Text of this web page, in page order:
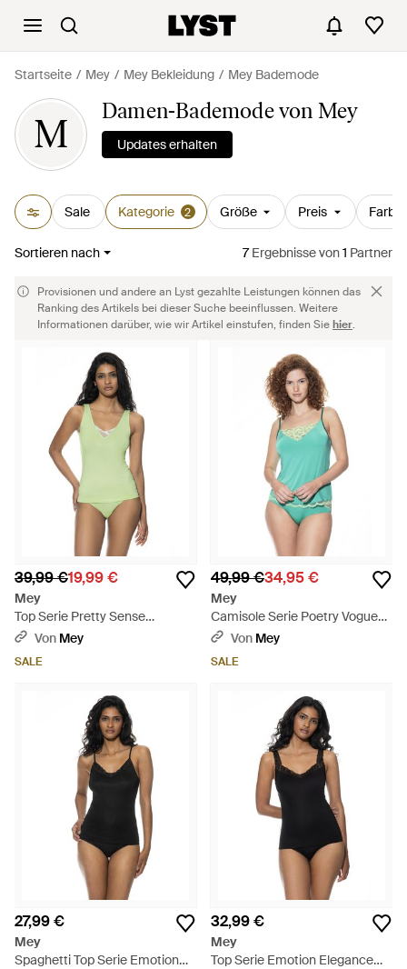
Startseite Mey Mey Bekleidung Mey Bademode
M
Damen-Bademode von Mey
Updates erhalten
Sale Kategorie 2 Größe Preis Farbe
Sortieren nach 7Ergebnissevon1 Partner
Provisionen und andere an Lyst gezahlte Leistungen können das
Ranking des Artikels bei dieser Suche beeinflussen. Weitere
Informationen darüber, wie wir Artikel einstufen, finden Siehier.
39,99 €19,99 €
Mey
Top Serie Pretty Sense
Pistachio Cream - Grün
Von Mey
SALE
49,99 €34,95 €
Mey
Camisole Serie Poetry Vogue
Seafoam - Grün
Von Mey
SALE
27,99 €
Mey
Spaghetti Top Serie Emotion
32,99 €
Mey
Top Serie Emotion Elegance